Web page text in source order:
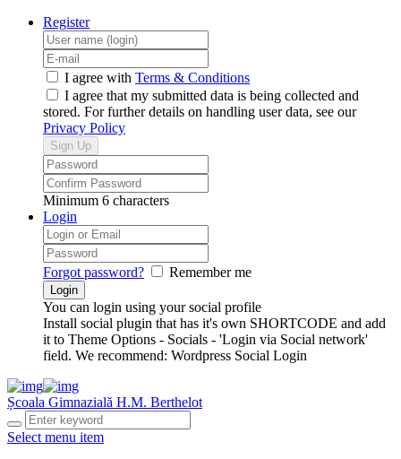
Register
I agree with Terms & Conditions
I agree that my submitted data is being collected and
stored. For further details on handling user data, see our
Privacy Policy
Minimum 6 characters
Login
Forgot password? Remember me
You can login using your social profile
Install social plugin that has it's own SHORTCODE and add
it to Theme Options - Socials - 'Login via Social network'
field. We recommend: Wordpress Social Login
Școala Gimnazială H.M. Berthelot
Select menu item